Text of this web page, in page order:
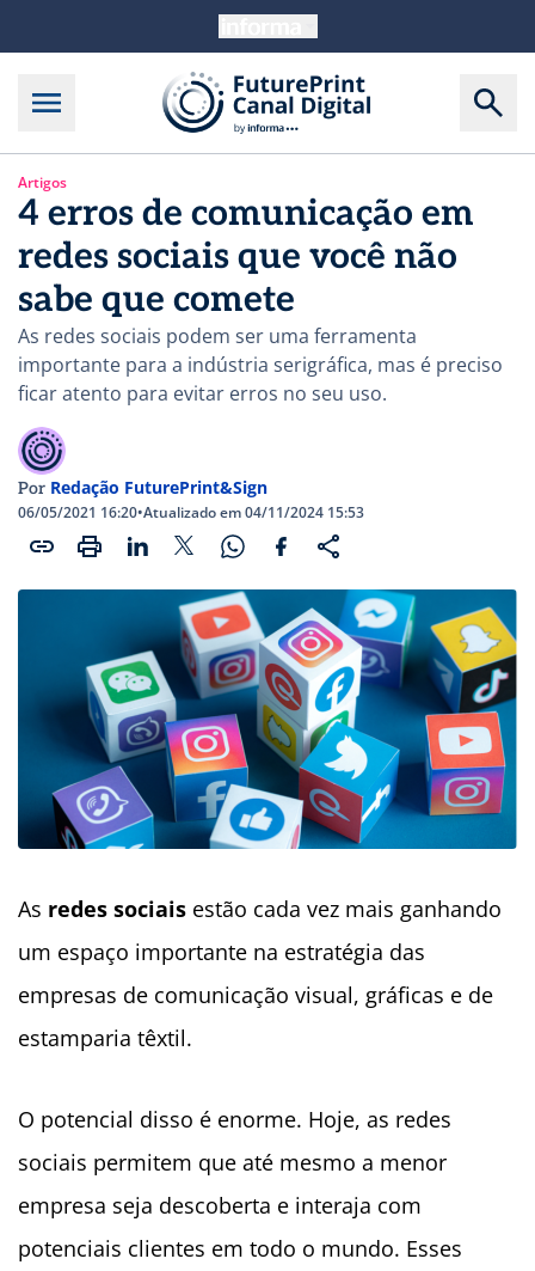
Artigos
4 erros de comunicação em
redes sociais que você não
sabe que comete
As redes sociais podem ser uma ferramenta
importante para a indústria serigráfica, mas é preciso
ficar atento para evitar erros no seu uso.
Por Redação FuturePrint&Sign
06/05/2021 16:20•Atualizado em 04/11/2024 15:53
As redes sociais estão cada vez mais ganhando
um espaço importante na estratégia das
empresas de comunicação visual, gráficas e de
estamparia têxtil.
O potencial disso é enorme. Hoje, as redes
sociais permitem que até mesmo a menor
empresa seja descoberta e interaja com
potenciais clientes em todo o mundo. Esses